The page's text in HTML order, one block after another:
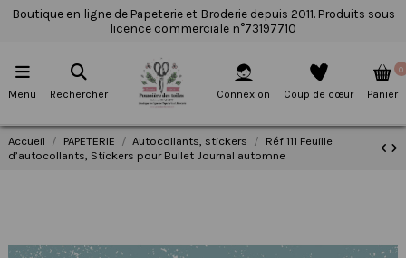
Boutique en ligne de Papeterie et Broderie depuis 2011. Produits sous
licence commerciale n°73197710
Menu Rechercher Connexion Coup de cœur
0
Panier
Accueil PAPETERIE Autocollants, stickers
Réf 111 Feuille
d’autocollants, Stickers pour Bullet Journal automne